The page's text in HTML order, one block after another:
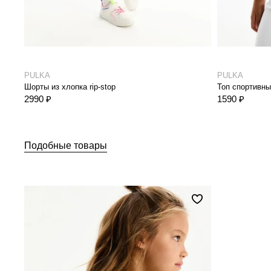
PULKA
Шорты из хлопка rip-stop
2990 ₽
PULKA
Топ
1590 ₽
Подобные товары